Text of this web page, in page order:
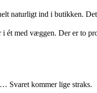
naturligt ind i butikken.
ét med væggen. Der er to
Svaret kommer lige straks.